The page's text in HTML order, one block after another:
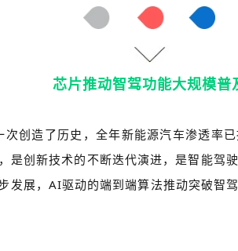
芯片推动智驾功能大规模普
创造了历史，全年新能源汽车渗透率
是创新技术的不断迭代演进，是智能
发展，AI驱动的端到端算法推动突破智